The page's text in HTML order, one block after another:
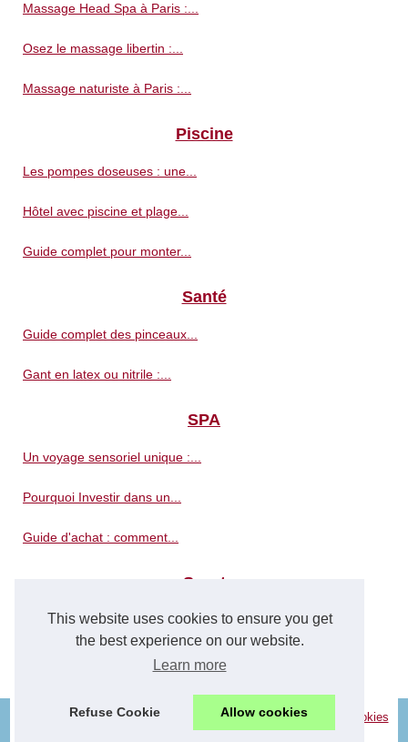
This website uses cookies to ensure you get
the best experience on our website.
Learn more
Refuse Cookie Allow cookies
Massage Head Spa à Paris :...
Osez le massage libertin :...
Massage naturiste à Paris :...
Piscine
Les pompes doseuses : une...
Hôtel avec piscine et plage...
Guide complet pour monter...
Santé
Guide complet des pinceaux...
Gant en latex ou nitrile :...
SPA
Un voyage sensoriel unique :...
Pourquoi Investir dans un...
Guide d'achat : comment...
Sport
Gang Surf : une école de...
Explorer les Plages de...
Aqua-escape.com| Most Requested|Site Structure
Cookies